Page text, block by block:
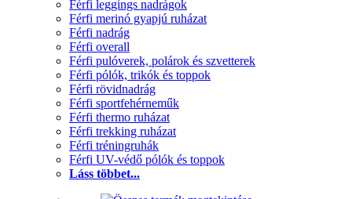
Férfi leggings nadrágok
Férfi merinó gyapjú ruházat
Férfi nadrág
Férfi overall
Férfi pulóverek, polárok és szvetterek
Férfi pólók, trikók és toppok
Férfi rövidnadrág
Férfi sportfehérneműk
Férfi thermo ruházat
Férfi trekking ruházat
Férfi tréningruhák
Férfi UV-védő pólók és toppok
Láss többet...